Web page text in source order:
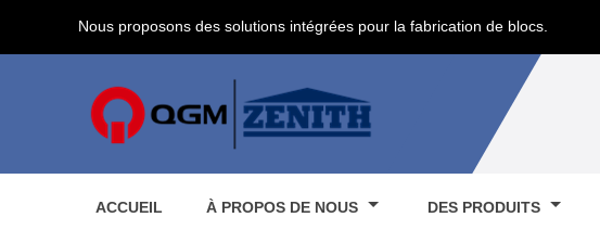
Nous proposons des solutions intégrées pour la fabrication de blocs.
ACCUEIL À PROPOS DE NOUS DES PRODUITS